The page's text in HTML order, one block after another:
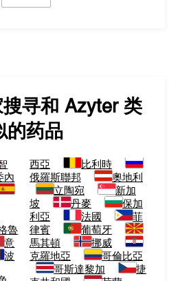
寻和 Azyter类
的药品
內
魯
意
波
西亞
比利時
俄羅斯聯邦
奧地利
立陶宛
新加
坡
丹麥
保加
利亞
法國
菲
律賓
葡萄牙
馬其頓
挪威
克羅地亞
哥倫比亞
哥斯達黎加
捷